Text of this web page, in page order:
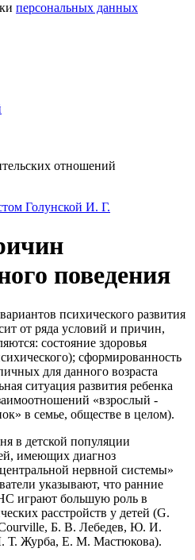
персональных данных
отношений
Голунской И. Г.
поведения
психического развития
от ряда условий и причин,
состояние здоровья
сформированность
для данного возраста
ситуация развития ребенка
«взрослый -
в семье, обществе в целом).
в детской популяции
имеющих диагноз
нервной системы»
указывают, что ранние
играют большую роль в
расстройств у детей (G.
Б. В. Лебедев, Ю. И.
Т. Журба, Е. М. Мастюкова).